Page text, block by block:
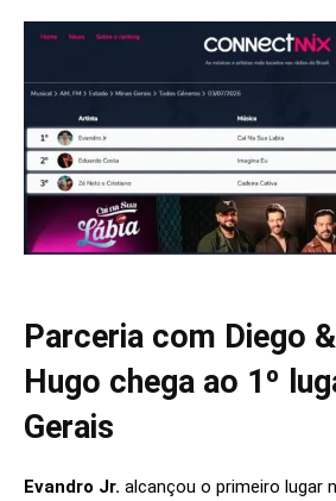
Parceria com Diego
Hugo chega ao 1º
Gerais
Evandro Jr. alcançou o primeiro lugar